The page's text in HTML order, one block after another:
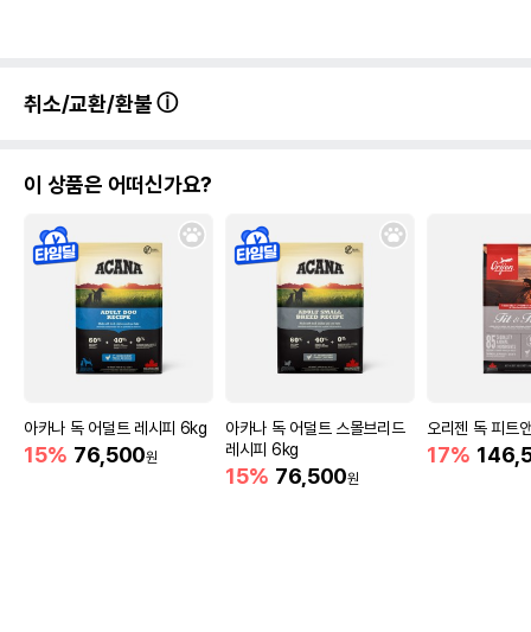
취소/교환/환불
이 상품은 어떠신가요?
아카나 독 어덜트 레시피 6kg
15% 76,500원
아카나 독 어덜트 스몰브리드
레시피 6kg
15% 76,500원
오리젠 독 피트
17%